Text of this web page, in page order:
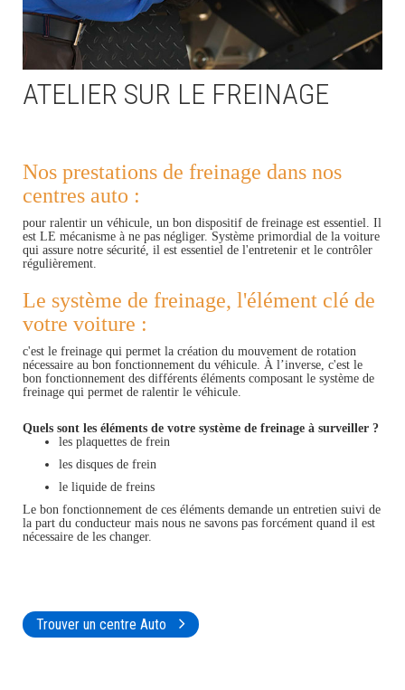
ATELIER SUR LE FREINAGE
Nos prestations de freinage dans nos
centres auto :
pour ralentir un véhicule, un bon dispositif de freinage est essentiel. Il
est LE mécanisme à ne pas négliger. Système primordial de la voiture
qui assure notre sécurité, il est essentiel de l'entretenir et le contrôler
régulièrement.
Le système de freinage, l'élément clé de
votre voiture :
c'est le freinage qui permet la création du mouvement de rotation
nécessaire au bon fonctionnement du véhicule. À l’inverse, c'est le
bon fonctionnement des différents éléments composant le système de
freinage qui permet de ralentir le véhicule.
Quels sont les éléments de votre système de freinage à surveiller ?
les plaquettes de frein
les disques de frein
le liquide de freins
Le bon fonctionnement de ces éléments demande un entretien suivi de
la part du conducteur mais nous ne savons pas forcément quand il est
nécessaire de les changer.
Trouver un centre Auto